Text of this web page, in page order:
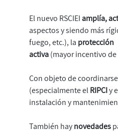
El nuevo RSCIEIamplía,
aspectos y siendo más
fuego, etc.), la protección
activa(mayor incentivo
Con objeto de
(especialmente elRIPCIy
instalación y
También haynovedades